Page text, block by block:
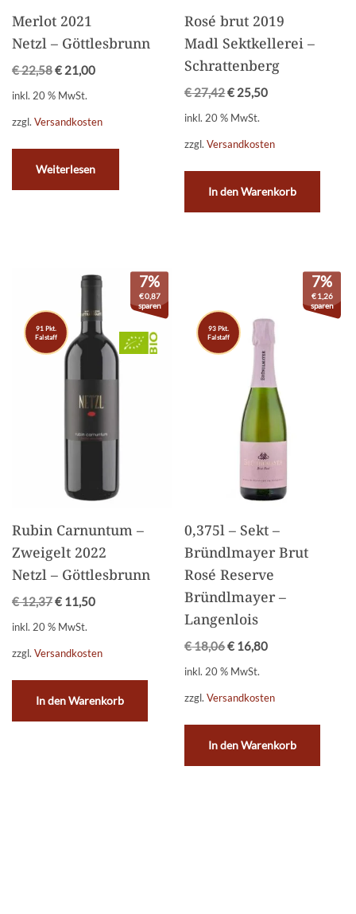
Merlot 2021
Netzl – Göttlesbrunn
€22,58€ 21,00
inkl. 20 % MwSt.
zzgl. Versandkosten
Weiterlesen
Rosé brut 2019
Madl Sektkellerei –
Schrattenberg
€27,42€ 25,50
inkl. 20 % MwSt.
zzgl.Versandkosten
In den Warenkorb
91 Pkt.
Falstaff
7%
€0,87
sparen
Rubin Carnuntum –
Zweigelt 2022
Netzl – Göttlesbrunn
€12,37€ 11,50
inkl. 20 % MwSt.
zzgl. Versandkosten
In den Warenkorb
93 Pkt.
Falstaff
7%
€1,26
sparen
0,375l – Sekt –
Bründlmayer Brut
Rosé Reserve
Bründlmayer –
Langenlois
€18,06€ 16,80
inkl. 20 % MwSt.
zzgl.Versandkosten
In den Warenkorb